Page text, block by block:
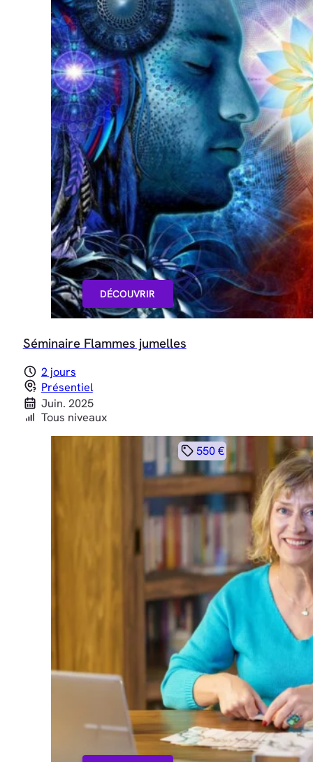
DÉCOUVRIR
Séminaire Flammes jumelles
2 jours
Présentiel
Juin. 2025
Tous niveaux
550 €